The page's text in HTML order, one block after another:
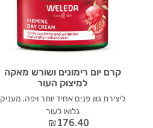
קרם יום רימונים ושורש מאקה
למיצוק העור
ליצירת גוון פנים אחיד יותר ויפה, מעניק
גלואו לעור
₪176.40